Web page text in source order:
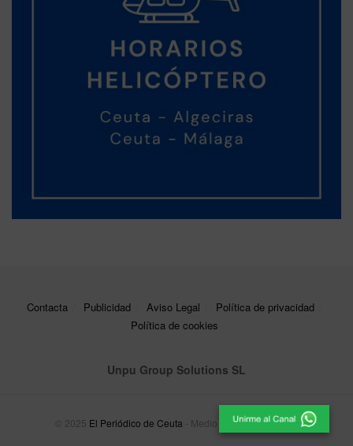
Contacta Publicidad Aviso Legal
Política de privacidad
Política de cookies
Unpu Group Solutions SL
© 2025 El Periódico de Ceuta - Medio de Comunicación